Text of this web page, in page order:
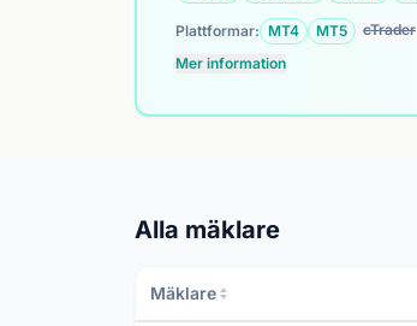
Plattformar: MT4 MT5 cTrader
Mer information
Alla mäklare
Mäklare